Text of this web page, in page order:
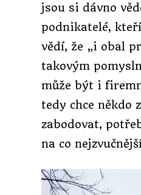
jsou si dávno
podnikatelé,
vědí, že „i obal
takovým
může být i
tedy chce někdo
zabodovat,
na co